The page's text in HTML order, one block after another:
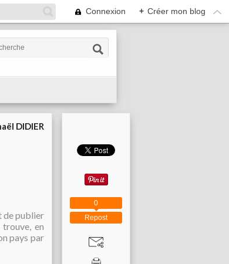
Connexion + Créer mon blog
DIDIER
de publier
en
pays par
Repost
0